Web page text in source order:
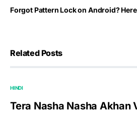
Forgot Pattern Lock on Android?
Related Posts
HINDI
Tera Nasha Nasha Akhan